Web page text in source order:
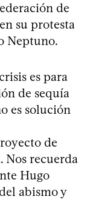
de
su protesta
Neptuno.
es para
de sequía
es solución
de
Nos recuerda
Hugo
abismo y